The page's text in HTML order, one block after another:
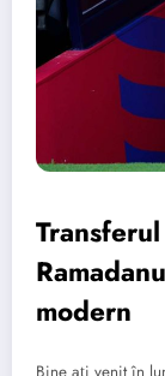
modern